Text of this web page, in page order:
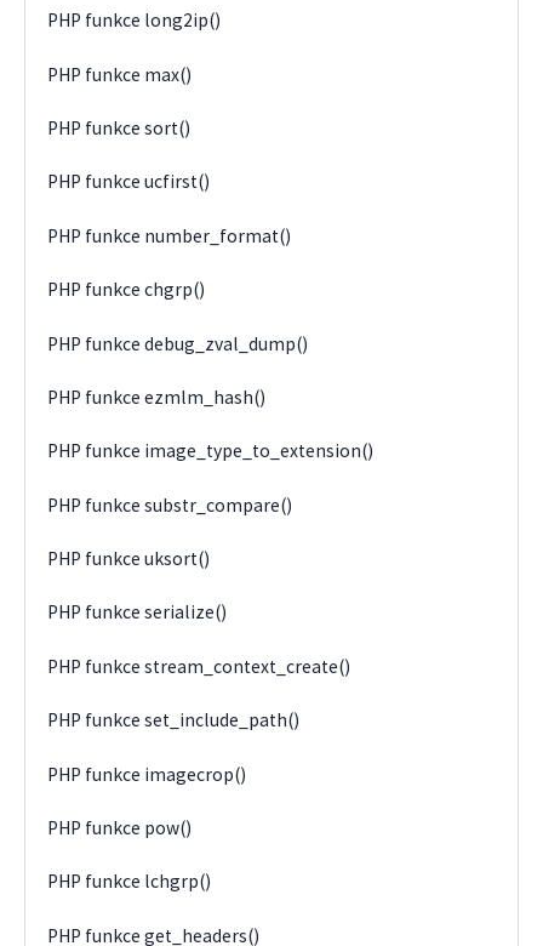
PHP funkce long2ip()
PHP funkce max()
PHP funkce sort()
PHP funkce ucfirst()
PHP funkce number_format()
PHP funkce chgrp()
PHP funkce debug_zval_dump()
PHP funkce ezmlm_hash()
PHP funkce image_type_to_extension()
PHP funkce substr_compare()
PHP funkce uksort()
PHP funkce serialize()
PHP funkce stream_context_create()
PHP funkce set_include_path()
PHP funkce imagecrop()
PHP funkce pow()
PHP funkce lchgrp()
PHP funkce get_headers()